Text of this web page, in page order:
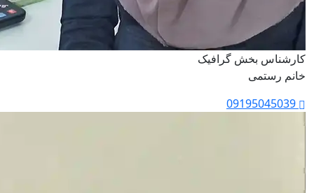
کارشناس بخش گرافیک
خانم رستمی